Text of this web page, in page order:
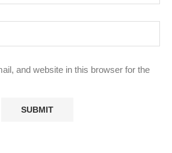
and website in this browser for the